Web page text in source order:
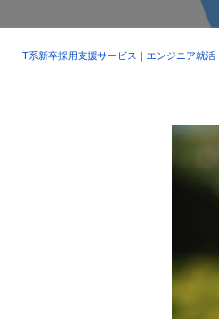
IT系新卒採用支援サービス｜エンジニア就活